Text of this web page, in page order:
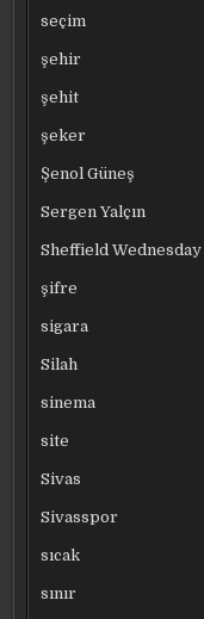
seçim
şehir
şehit
şeker
Şenol Güneş
Sergen Yalçın
Sheffield Wednesday
şifre
sigara
Silah
sinema
site
Sivas
Sivasspor
sıcak
sınır